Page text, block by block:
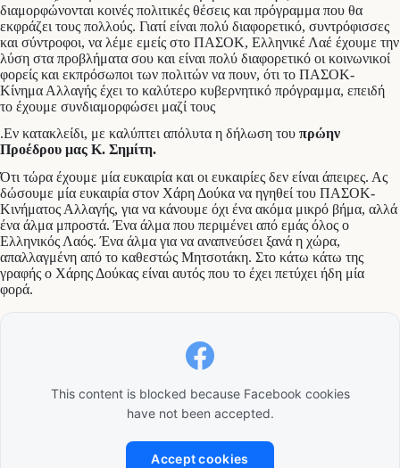
διαμορφώνονται κοινές πολιτικές θέσεις και πρόγραμμα που θα
εκφράζει τους πολλούς. Γιατί είναι πολύ διαφορετικό, συντρόφισσες
και σύντροφοι, να λέμε εμείς στο ΠΑΣΟΚ, Ελληνικέ Λαέ έχουμε την
λύση στα προβλήματα σου και είναι πολύ διαφορετικό οι κοινωνικοί
φορείς και εκπρόσωποι των πολιτών να πουν, ότι το ΠΑΣΟΚ-
Κίνημα Αλλαγής έχει το καλύτερο κυβερνητικό πρόγραμμα, επειδή
το έχουμε συνδιαμορφώσει μαζί τους
.Εν κατακλείδι, με καλύπτει απόλυτα η δήλωση του πρώην
Προέδρου μας Κ. Σημίτη.
Ότι τώρα έχουμε μία ευκαιρία και οι ευκαιρίες δεν είναι άπειρες. Ας
δώσουμε μία ευκαιρία στον Χάρη Δούκα να ηγηθεί του ΠΑΣΟΚ-
Κινήματος Αλλαγής, για να κάνουμε όχι ένα ακόμα μικρό βήμα, αλλά
ένα άλμα μπροστά. Ένα άλμα που περιμένει από εμάς όλος ο
Ελληνικός Λαός. Ένα άλμα για να αναπνεύσει ξανά η χώρα,
απαλλαγμένη από το καθεστώς Μητσοτάκη. Στο κάτω κάτω της
γραφής ο Χάρης Δούκας είναι αυτός που το έχει πετύχει ήδη μία
φορά.
This content is blocked because Facebook cookies
have not been accepted.
Accept cookies